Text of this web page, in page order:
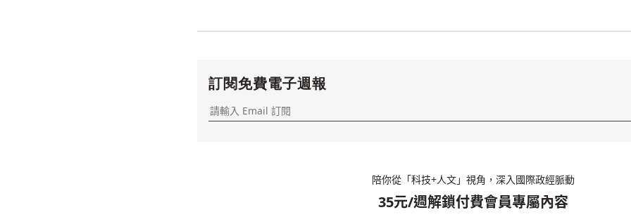
訂閱免費電子週報
陪你從「科技+人文」視角，深入國際政經脈動
35元/週解鎖付費會員專屬內容